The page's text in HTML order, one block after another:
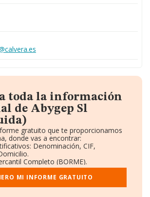
toda la información
de Abygep Sl
gratuito que te proporcionamos
donde vas a encontrar:
Denominación, CIF,
Completo (BORME).
Evolución Ventas y Empleados.
Administración y Administradores.
Ejecutivos.
MI INFORME GRATUITO